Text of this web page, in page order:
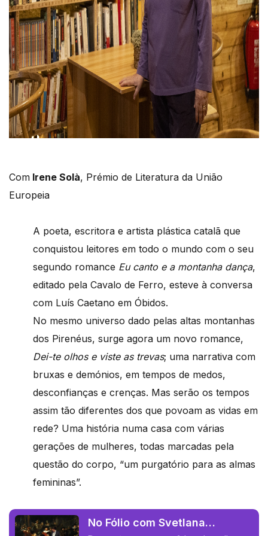
Com Irene Solà, Prémio de Literatura da União
Europeia
A poeta, escritora e artista plástica catalã que
conquistou leitores em todo o mundo com o seu
segundo romance Eu canto e a montanha dança,
editado pela Cavalo de Ferro, esteve à conversa
com Luís Caetano em Óbidos.
No mesmo universo dado pelas altas montanhas
dos Pirenéus, surge agora um novo romance,
Dei-te olhos e viste as trevas; uma narrativa com
bruxas e demónios, em tempos de medos,
desconfianças e crenças. Mas serão os tempos
assim tão diferentes dos que povoam as vidas em
rede? Uma história numa casa com várias
gerações de mulheres, todas marcadas pela
questão do corpo, “um purgatório para as almas
femininas”.
No Fólio com Svetlana